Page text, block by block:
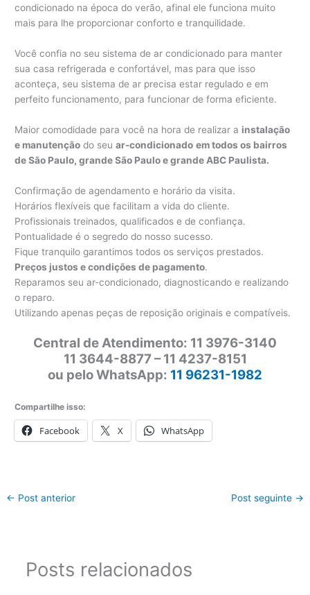
condicionado na época do verão, afinal ele funciona muito
mais para lhe proporcionar conforto e tranquilidade.
Você confia no seu sistema de ar condicionado para manter
sua casa refrigerada e confortável, mas para que isso
aconteça, seu sistema de ar precisa estar regulado e em
perfeito funcionamento, para funcionar de forma eficiente.
Maior comodidade para você na hora de realizar a instalação
e manutenção do seuar-condicionado em todos os bairros
de São Paulo, grande São Paulo e grande ABC Paulista.
Confirmação de agendamento e horário da visita.
Horários flexíveis que facilitam a vida do cliente.
Profissionais treinados, qualificados e de confiança.
Pontualidade é o segredo do nosso sucesso.
Fique tranquilo garantimos todos os serviços prestados.
Preços justos e condições de pagamento.
Reparamos seu ar-condicionado, diagnosticando e realizando
o reparo.
Utilizando apenas peças de reposição originais e compatíveis.
Central de Atendimento: 11 3976-3140
11 3644-8877 – 11 4237-8151
ou pelo WhatsApp: 11 96231-1982
Compartilhe isso:
Facebook X WhatsApp
← Post anterior Post seguinte →
Posts relacionados